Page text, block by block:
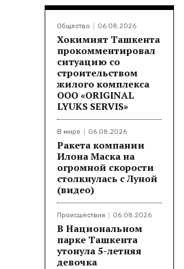
Общество 06.08.2026
Хокимият Ташкента
прокомментировал
ситуацию со
строительством
жилого комплекса
ООО «ORIGINAL
LYUKS SERVIS»
В мире 06.08.2026
Ракета компании
Илона Маска на
огромной скорости
столкнулась с Луной
(видео)
Происшествия 06.08.2026
В Национальном
парке Ташкента
утонула 5-летняя
девочка